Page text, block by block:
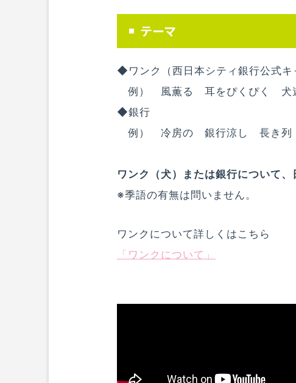
テーマ
◆ワンク（西日本シティ銀行公式キ
例） 風薫る 耳をぴくぴく 犬
◆銀行
例） 冷房の 銀行涼し 長き列
ワンク（犬）または銀行について
※季語の有無は問いません。
ワンクについて詳しくはこちら
「ワンクについて」